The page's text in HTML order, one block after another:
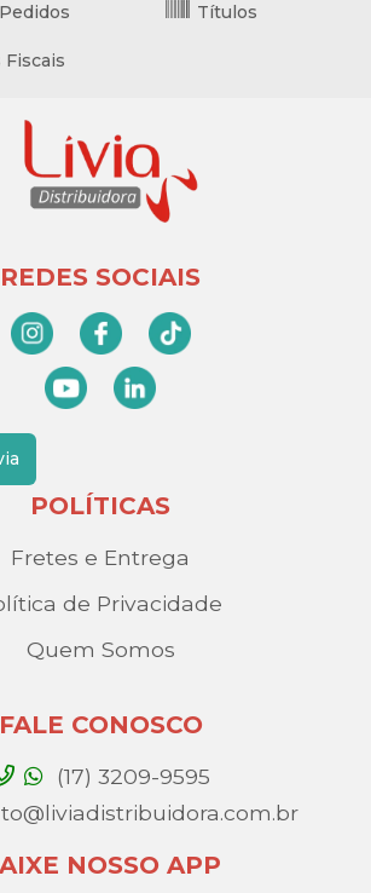
Títulos
Fiscais
REDES SOCIAIS
POLÍTICAS
Fretes e Entrega
de Privacidade
Quem Somos
FALE CONOSCO
(17) 3209-9595
NOSSO APP